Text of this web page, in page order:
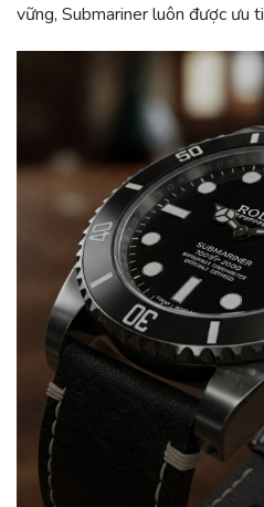
vững, Submariner luôn được ưu